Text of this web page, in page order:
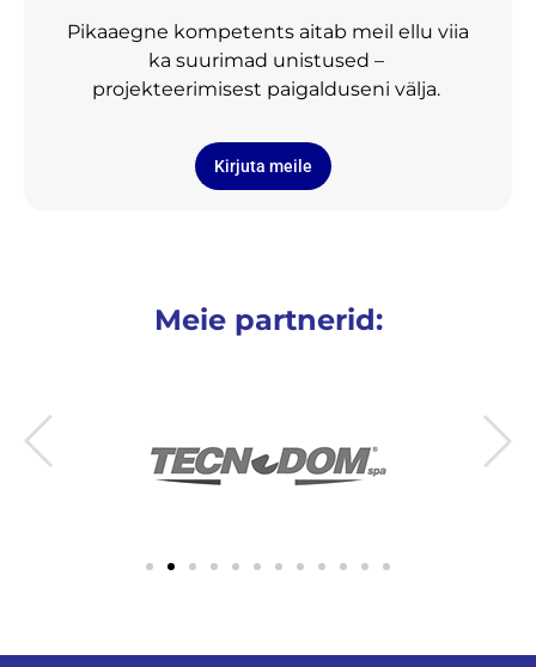
Pikaaegne kompetents aitab meil ellu viia
ka suurimad unistused –
projekteerimisest paigalduseni välja.
Kirjuta meile
Meie partnerid: